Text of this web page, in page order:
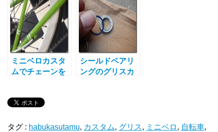
で性能アップの
方程式
ロでロードを超
えろ！
ミニベロカスタ
ムでチェーンを
群！
シールドベアリ
ングのグリスカ
タグ : habukasutamu, カスタム, グリス, ミニベロ , 自転車,